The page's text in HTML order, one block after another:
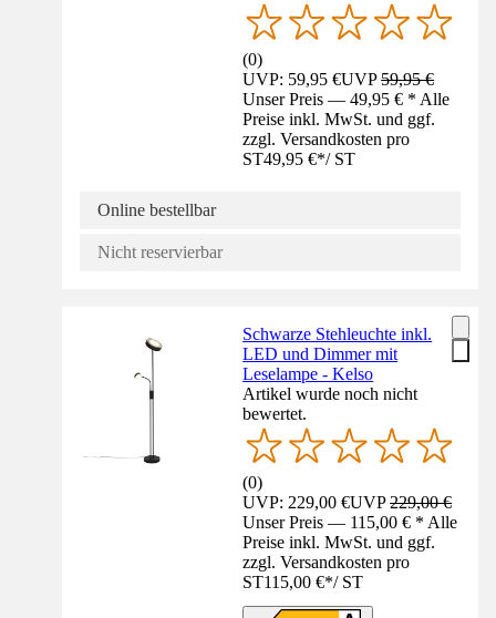
(0)
UVP: 59,95 €UVP59,95 €
Unser Preis — 49,95 € * Alle
Preise inkl. MwSt. und ggf.
zzgl. Versandkosten pro
ST49,95 €*/ ST
Online bestellbar
Nicht reservierbar
Schwarze Stehleuchte inkl.
LED und Dimmer mit
Leselampe - Kelso
Artikel wurde noch nicht
bewertet.
(0)
UVP: 229,00 €UVP229,00 €
Unser Preis — 115,00 € * Alle
Preise inkl. MwSt. und ggf.
zzgl. Versandkosten pro
ST115,00 €*/ ST